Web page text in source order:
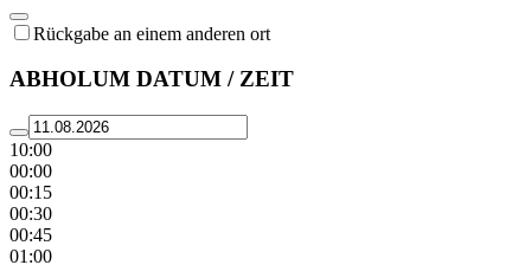
Rückgabe an einem anderen ort
ABHOLUM DATUM / ZEIT
10:00
00:00
00:15
00:30
00:45
01:00